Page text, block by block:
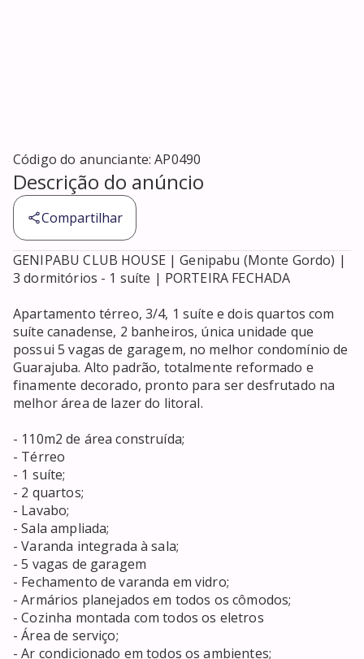
Código do anunciante:AP0490
Descrição do anúncio
Compartilhar
GENIPABU CLUB HOUSE | Genipabu (Monte Gordo) |
3 dormitórios - 1 suíte | PORTEIRA FECHADA
Apartamento térreo, 3/4, 1 suíte e dois quartos com
suíte canadense, 2 banheiros, única unidade que
possui 5 vagas de garagem, no melhor condomínio de
Guarajuba. Alto padrão, totalmente reformado e
finamente decorado, pronto para ser desfrutado na
melhor área de lazer do litoral.
- 110m2 de área construída;
- Térreo
- 1 suíte;
- 2 quartos;
- Lavabo;
- Sala ampliada;
- Varanda integrada à sala;
- 5 vagas de garagem
- Fechamento de varanda em vidro;
- Armários planejados em todos os cômodos;
- Cozinha montada com todos os eletros
- Área de serviço;
- Ar condicionado em todos os ambientes;